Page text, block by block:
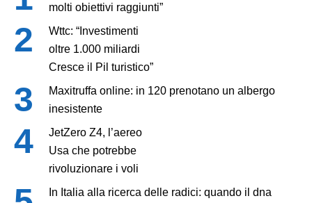
molti obiettivi raggiunti”
Wttc: “Investimenti
oltre 1.000 miliardi
Cresce il Pil turistico”
Maxitruffa online: in 120 prenotano un albergo
inesistente
JetZero Z4, l’aereo
Usa che potrebbe
rivoluzionare i voli
In Italia alla ricerca delle radici: quando il dna